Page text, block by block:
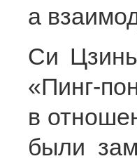
а
Си
«Пинг-
в
были